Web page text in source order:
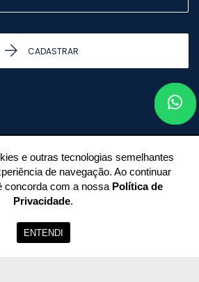
CADASTRAR
- Todos os Direitos Reservados.
e outras tecnologias semelhantes
de navegação. Ao continuar
concorda com a nossa Política de
Privacidade.
ENTENDI